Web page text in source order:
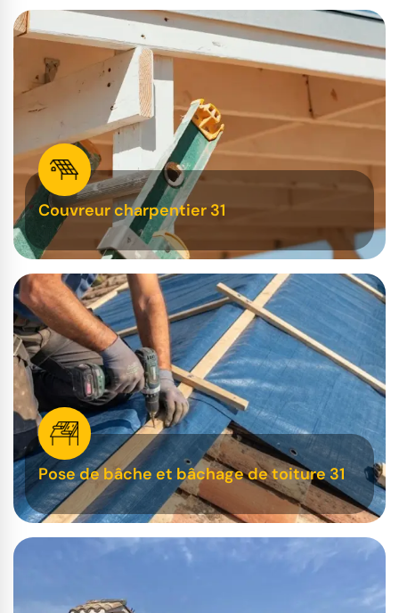
Couvreur charpentier 31
Pose de bâche et bâchage de toiture 31